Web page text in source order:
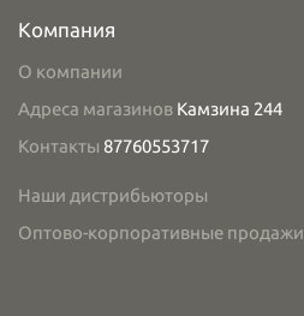
Компания
О компании
Адреса магазинов Камзина 244
Контакты 87760553717
Наши дистрибьюторы
Оптово-корпоративные продажи